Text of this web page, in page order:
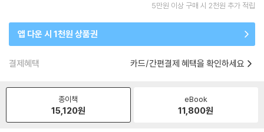
5만원 이상 구매 시 2천원 추가 적립
앱 다운 시 1천원 상품권
결제혜택 카드/간편결제 혜택을 확인하세요
종이책
15,120원
eBook
11,800원